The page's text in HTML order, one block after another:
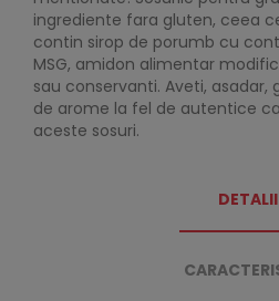
ingrediente fara gluten, ceea
contin sirop de porumb cu
MSG, amidon alimentar
sau conservanti. Aveti,
de arome la fel de autentice
aceste sosuri.
DETALII